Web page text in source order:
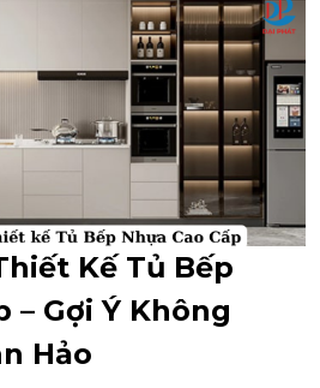
Kế Tủ Bếp
– Gợi Ý Không
Hảo